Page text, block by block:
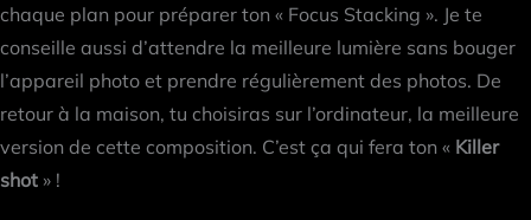
chaque plan pour préparer ton « Focus Stacking ». Je te
conseille aussi d’attendre la meilleure lumière sans bouger
l’appareil photo et prendre régulièrement des photos. De
retour à la maison, tu choisiras sur l’ordinateur, la meilleure
version de cette composition. C’est ça qui fera ton « Killer
shot » !